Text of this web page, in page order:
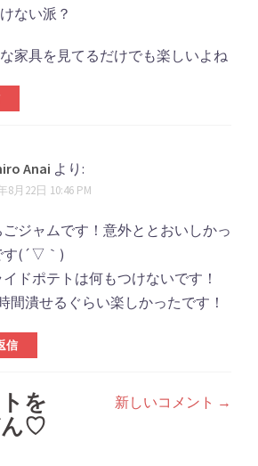
ない派？
家具を見てるだけでも楽しいよね
Anai より:
8月22日 10:46 PM
ごジャムです！意外ととおいしかっ
す(´▽｀)
イドポテトは何もつけないです！
間潰せるぐらい楽しかったです！
信
新しいコメント →
を
ん♡